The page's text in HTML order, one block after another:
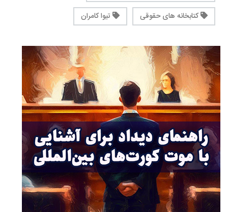
کتابخانه های حقوقی
تیوا کامران